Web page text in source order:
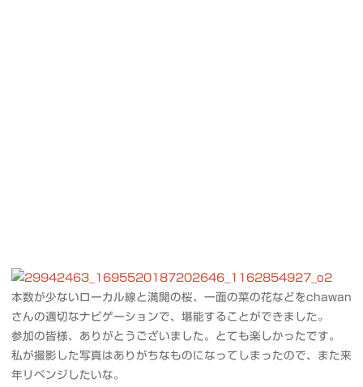
本数が少ないローカル線と満開の桜、一面の菜の花などをchawan
さんの適切なナビゲーションで、堪能することができました。
参加の皆様、ありがとうございました。とても楽しかったです。
私が撮影した写真はありがちなものになってしまったので、また来
年リベンジしたいな。